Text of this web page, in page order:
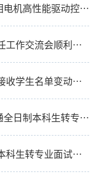
刘自程教授出版学术专著《多相电机高性能驱动控制》
电气学院2025年秋季教师班主任工作交流会顺利召开
电气学院关于2025年转专业拟接收学生名单变动的 补充公示
电气与电子工程学院拟接收普通全日制本科生转专业学生名单公示
电气学院2025年度普通全日制本科生转专业面试通知